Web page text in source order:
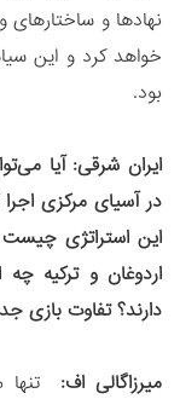
نهادها و ساختارهای
خواهد کرد و این
بود.
ایران شرقی:آیا
در آسیای مرکزی
این استراتژی
اردوغان و ترکیه
دارند؟ تفاوت بازی
میرزاگالی اف: تنها